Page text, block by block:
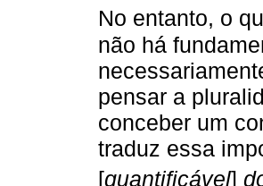
No entanto, o
não há
pensar a
conceber um
traduz essa
[quantificável]